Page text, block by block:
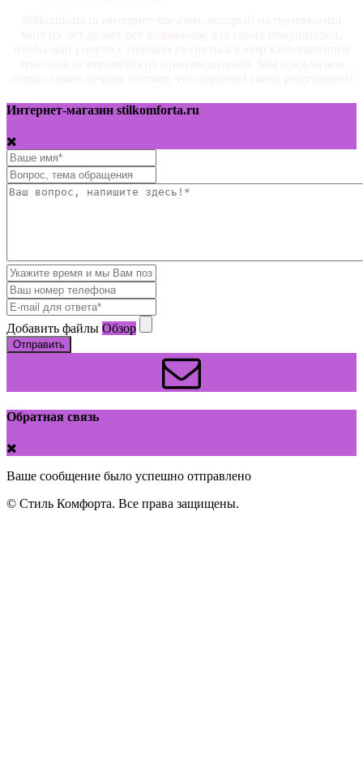
Интернет-магазин stilkomforta.ru
Добавить файлы Обзор
Отправить
Обратная связь
Ваше сообщение было успешно отправлено
© Стиль Комфорта. Все права защищены.